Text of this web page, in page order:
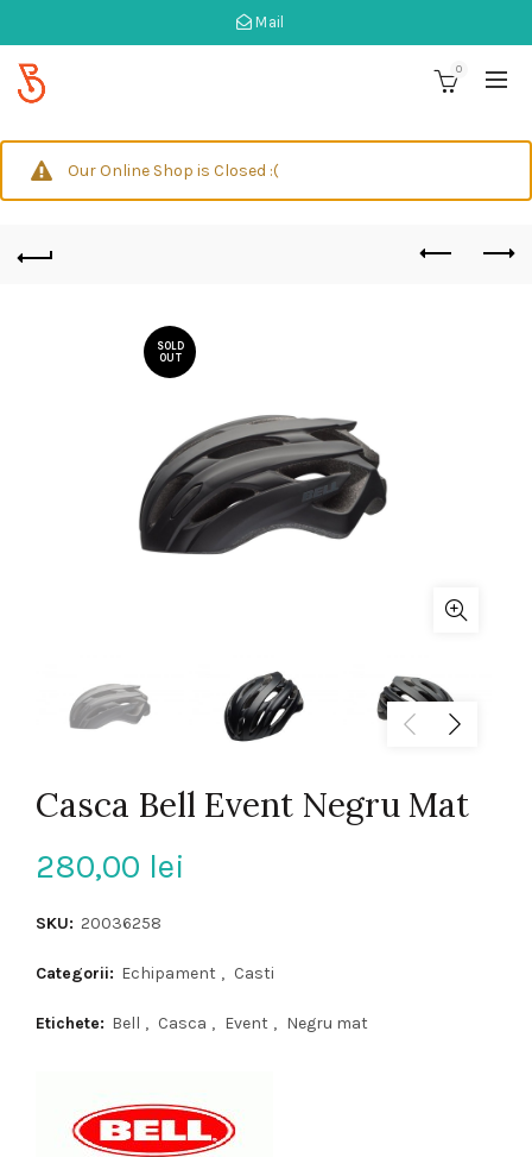
Mail
0
Our Online Shop is Closed :(
SOLD
OUT
Casca Bell Event Negru Mat
280,00 lei
SKU: 20036258
Categorii: Echipament , Casti
Etichete: Bell , Casca , Event , Negru mat